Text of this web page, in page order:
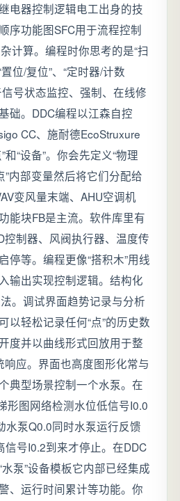
电器控制逻辑电工出身的技
序功能图SFC用于流程控制
计算。编程时你思考的是“扫
位/复位”、“定时器/计数
号状态监控、强制、在线修
础。DDC编程以江森自控
CC、施耐德EcoStruxure
和“设备”。你会先定义“物理
”内部变量然后将它们分配给
变风量末端、AHU空调机
能块FB是主流。软件库里有
控制器、风阀执行器、温度传
停等。编程更像“搭积木”用线
输出实现控制逻辑。结构化
。调试界面趋势记录与分析
以轻松记录任何“点”的历史数
度并以曲线形式回放用于整
响应。界面也高度图形化常与
典型场景控制一个水泵。在
形图网络检测水位低信号I0.0
水泵Q0.0同时水泵运行反馈
信号I0.2到来才停止。在DDC
泵”设备模板它内部已经集成
、运行时间累计等功能。你